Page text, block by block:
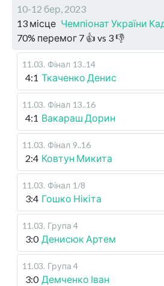
10-12 бер, 2023
13 місце Чемпіонат України
70% перемог 7 👍 vs 3👎
11.03. Фінал 13..14
4:1 Ткаченко Денис
11.03. Фінал 13..16
4:1 Вакараш Дорин
11.03. Фінал 9..16
2:4 Ковтун Микита
11.03. Фінал 1/8
3:4 Гошко Нікіта
11.03. Група 4
3:0 Денисюк Артем
11.03. Група 4
3:0 Демченко Іван